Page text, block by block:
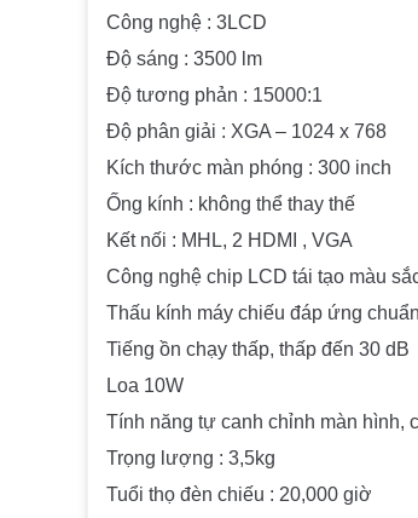
Công nghệ : 3LCD
Độ sáng : 3500 lm
Độ tương phản : 15000:1
Độ phân giải : XGA – 1024 x 768
Kích thước màn phóng : 300 inch
Ống kính : không thể thay thế
Kết nối : MHL, 2 HDMI , VGA
Công nghệ chip LCD tái tạo màu
Thấu kính máy chiếu đáp ứng
Tiếng ồn chạy thấp, thấp đến 30 dB
Loa 10W
Tính năng tự canh chỉnh màn hình,
Trọng lượng : 3,5kg
Tuổi thọ đèn chiếu : 20,000 giờ